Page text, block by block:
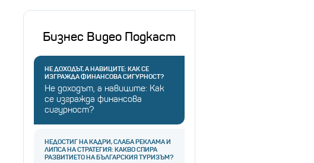
Бизнес Видео Подкаст
НЕ ДОХОДЪТ, А НАВИЦИТЕ: КАК СЕ
ИЗГРАЖДА ФИНАНСОВА СИГУРНОСТ?
Не доходът, а навиците: Как
се изгражда финансова
сигурност?
НЕДОСТИГ НА КАДРИ, СЛАБА РЕКЛАМА И
ЛИПСА НА СТРАТЕГИЯ: КАКВО СПИРА
РАЗВИТИЕТО НА БЪЛГАРСКИЯ ТУРИЗЪМ?